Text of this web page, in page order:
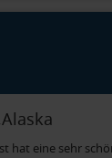
hat eine sehr